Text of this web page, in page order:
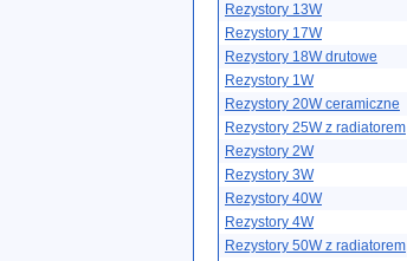
Rezystory 13W
Rezystory 17W
Rezystory 18W drutowe
Rezystory 1W
Rezystory 20W ceramiczne
Rezystory 25W z radiatorem
Rezystory 2W
Rezystory 3W
Rezystory 40W
Rezystory 4W
Rezystory 50W z radiatorem